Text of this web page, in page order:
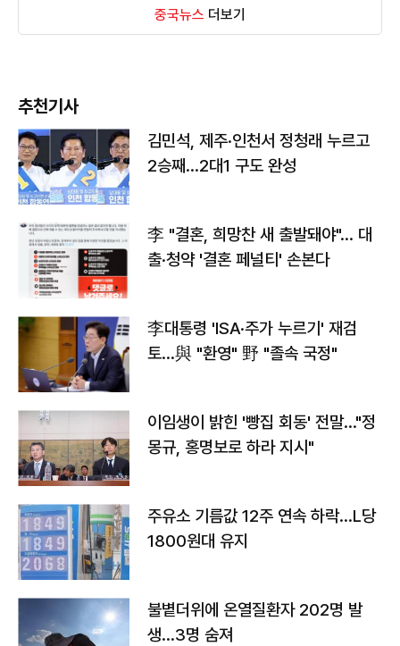
중국뉴스 더보기
추천기사
김민석, 제주·인천서 정청래 누르고
2승째…2대1 구도 완성
李 "결혼, 희망찬 새 출발돼야"… 대
출·청약 '결혼 페널티' 손본다
李대통령 'ISA·주가 누르기' 재검
토…與 "환영" 野 "졸속 국정"
이임생이 밝힌 '빵집 회동' 전말…"정
몽규, 홍명보로 하라 지시"
주유소 기름값 12주 연속 하락…L당
1800원대 유지
불볕더위에 온열질환자 202명 발
생…3명 숨져